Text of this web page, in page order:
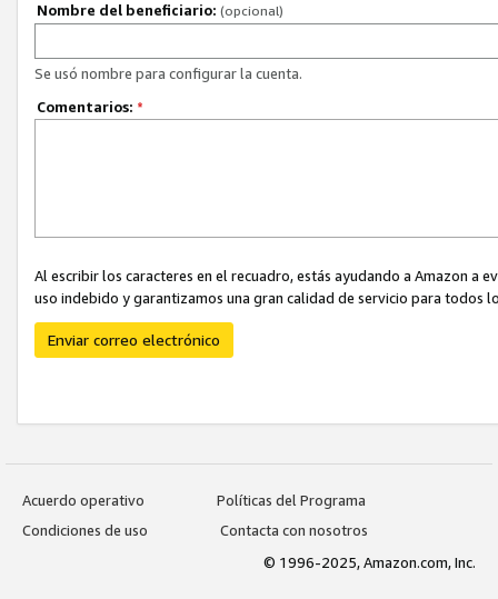
Nombre del beneficiario: (opcional)
Se usó nombre para configurar la cuenta.
Comentarios: *
Al escribir los caracteres en el recuadro, estás ayudando a Amazon
uso indebido y garantizamos una gran calidad de servicio para todos
Enviar correo electrónico
Acuerdo operativo
Políticas del Programa
Condiciones de uso
Contacta con nosotros
© 1996-2025, Amazon.com, Inc.